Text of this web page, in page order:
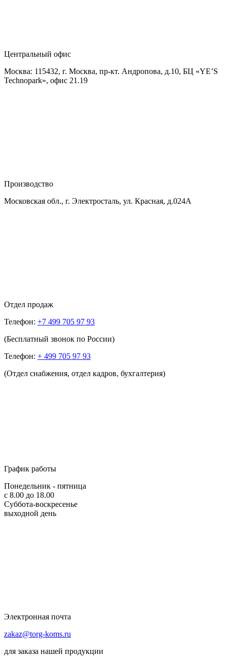
Центральный офис
Москва: 115432, г. Москва, пр-кт. Андропова, д.10, БЦ «YE’S
Technopark», офис 21.19
Производство
Московская обл., г. Электросталь, ул. Красная, д.024А
Отдел продаж
Телефон: +7 499 705 97 93
(Бесплатный звонок по России)
Телефон: + 499 705 97 93
(Отдел снабжения, отдел кадров, бухгалтерия)
График работы
Понедельник - пятница
с 8.00 до 18.00
Суббота-воскресенье
выходной день
Электронная почта
zakaz@torg-koms.ru
для заказа нашей продукции